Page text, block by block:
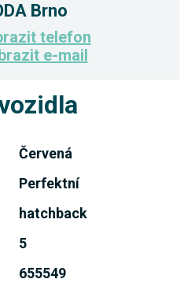
Červená
Perfektní
hatchback
5
655549
Brno
telefon
e-mail